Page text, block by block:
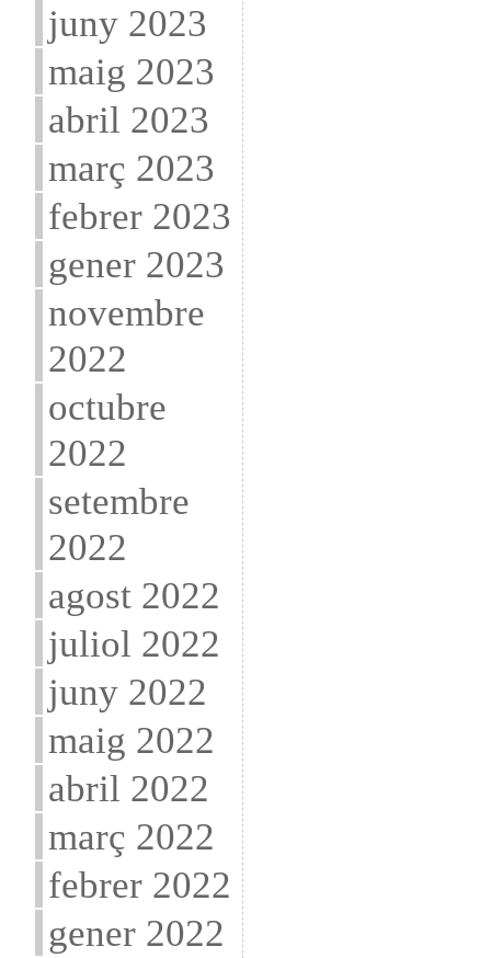
juny 2023
maig 2023
abril 2023
març 2023
febrer 2023
gener 2023
novembre
2022
octubre
2022
setembre
2022
agost 2022
juliol 2022
juny 2022
maig 2022
abril 2022
març 2022
febrer 2022
gener 2022